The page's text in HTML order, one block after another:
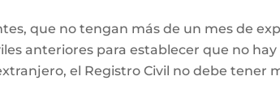
que no tengan más de un mes de
anteriores para establecer que no hay
el Registro Civil no debe tener